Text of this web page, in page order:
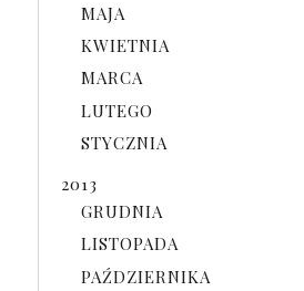
MAJA
KWIETNIA
MARCA
LUTEGO
STYCZNIA
2013
GRUDNIA
LISTOPADA
PAŹDZIERNIKA